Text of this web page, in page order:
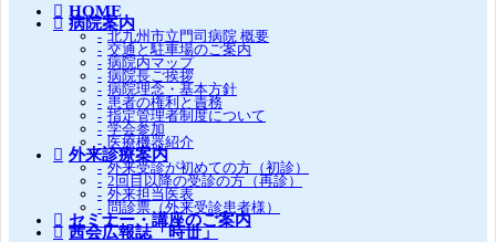
HOME
病院案内
北九州市立門司病院 概要
交通と駐車場のご案内
病院内マップ
病院長ご挨拶
病院理念・基本方針
患者の権利と責務
指定管理者制度について
学会参加
医療機器紹介
外来診療案内
外来受診が初めての方（初診）
2回目以降の受診の方（再診）
外来担当医表
問診票（外来受診患者様）
セミナー・講座のご案内
茜会広報誌「時丗」